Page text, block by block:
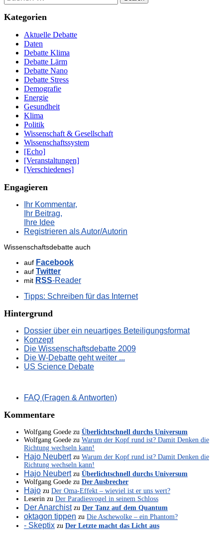
Kategorien
Aktuelle Debatte
Daten
Debatte Klima
Debatte Lärm
Debatte Nano
Debatte Stress
Demografie
Energie
Gesundheit
Klima
Politik
Wissenschaft & Gesellschaft
Wissenschaftssystem
[Echo]
[Veranstaltungen]
[Verschiedenes]
Engagieren
Ihr Kommentar,
Ihr Beitrag,
Ihre Idee
Registrieren als Autor/Autorin
Wissenschaftsdebatte auch
auf Facebook
auf Twitter
mit RSS-Reader
Tipps: Schreiben für das Internet
Hintergrund
Dossier über ein neuartiges Beteiligungsformat
Konzept
Die Wissenschaftsdebatte 2009
Die W-Debatte geht weiter ...
US Science Debate
FAQ (Fragen & Antworten)
Kommentare
Wolfgang Goede zu Überlichtschnell durchs Universum
Wolfgang Goede zu Warum der Kopf rund ist? Damit Denken die
Richtung wechseln kann!
Hajo Neubertzu Warum der Kopf rund ist? Damit Denken die
Richtung wechseln kann!
Hajo Neubertzu Überlichtschnell durchs Universum
Wolfgang Goede zu Der Ausbrecher
Hajo zu Der Oma-Effekt – wieviel ist er uns wert?
Leserin zu Der Paradiesvogel in seinem Schloss
Der Anarchistzu Der Tanz auf dem Quantum
oktagon tippen zu Die Aschewolke – ein Phantom?
- Skeptix zu Der Letzte macht das Licht aus